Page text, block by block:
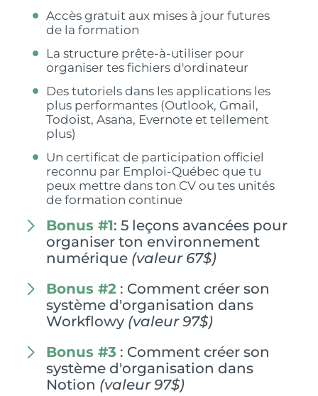
Accès gratuit aux mises à jour futures
de la formation
La structure prête-à-utiliser pour
organiser tes fichiers d'ordinateur
Des tutoriels dans les applications les
plus performantes (Outlook, Gmail,
Todoist, Asana, Evernote et tellement
plus)
Un certificat de participation officiel
reconnu par Emploi-Québec que tu
peux mettre dans ton CV ou tes unités
de formation continue
Bonus #1: 5 leçons avancées pour
organiser ton environnement
numérique (valeur 67$)
Bonus #2 : Comment créer son
système d'organisation dans
Workflowy (valeur 97$)
Bonus #3 : Comment créer son
système d'organisation dans
Notion (valeur 97$)